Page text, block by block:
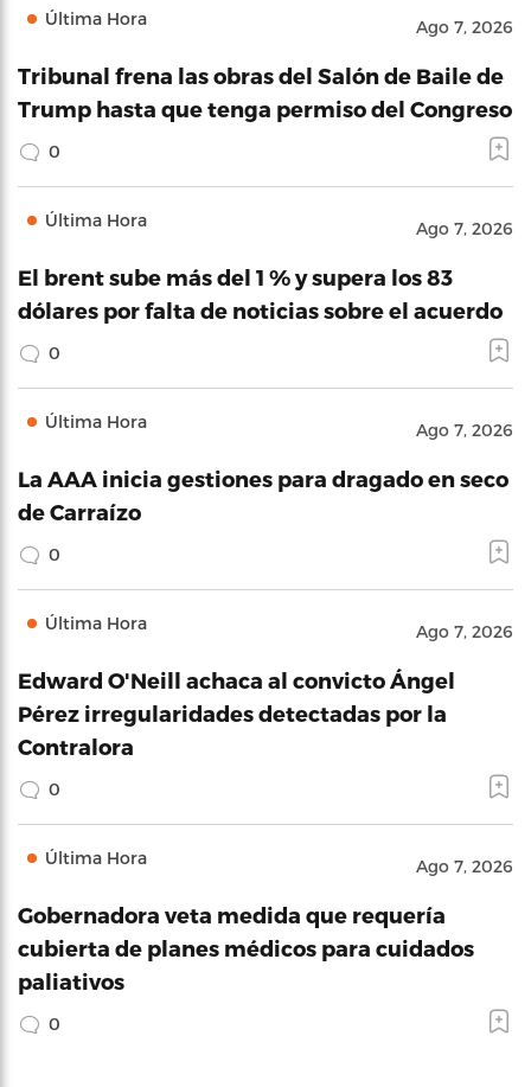
Última Hora Ago 7, 2026
Tribunal frena las obras del Salón de Baile de
Trump hasta que tenga permiso del Congreso
0
Última Hora Ago 7, 2026
El brent sube más del 1 % y supera los 83
dólares por falta de noticias sobre el acuerdo
0
Última Hora Ago 7, 2026
La AAA inicia gestiones para dragado en seco
de Carraízo
0
Última Hora Ago 7, 2026
Edward O'Neill achaca al convicto Ángel
Pérez irregularidades detectadas por la
Contralora
0
Última Hora Ago 7, 2026
Gobernadora veta medida que requería
cubierta de planes médicos para cuidados
paliativos
0